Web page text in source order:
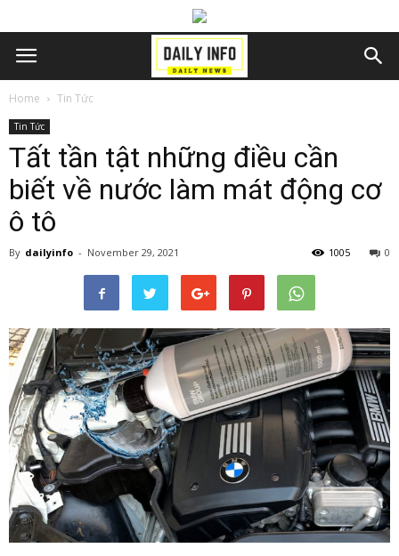
Home Tin Tức
Tin Tức
Tất tần tật những điều cần
biết về nước làm mát động cơ
ô tô
By dailyinfo - November 29, 2021 0
1005